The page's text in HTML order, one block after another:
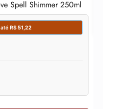
Spell Shimmer 250ml